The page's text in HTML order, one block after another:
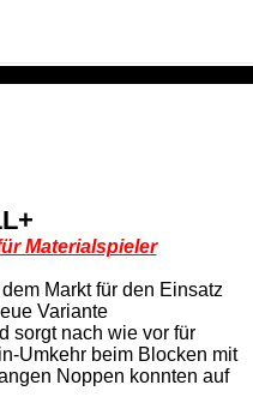
Materialspieler
Markt für den Einsatz
Variante
sorgt nach wie vor für
Umkehr beim Blocken mit
Noppen konnten auf